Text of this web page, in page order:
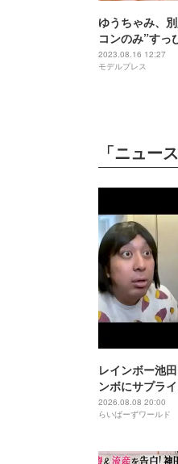
ゆうちゃみ、
コンのみ”すっ
愛い」「雰囲気
2023.08.16 12:27
モデルプレス
「ニュー
レインボー池
ンボにサプラ
2026.08.08 20:00
らいばーずワールド